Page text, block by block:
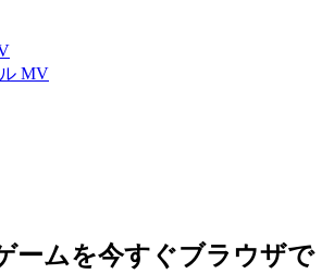
MV
ームを今すぐブラウザで